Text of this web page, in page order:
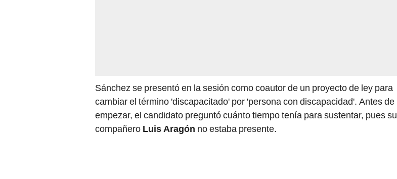
Sánchez se presentó en la sesión como coautor de un proyecto de ley para
cambiar el término 'discapacitado' por 'persona con discapacidad'. Antes de
empezar, el candidato preguntó cuánto tiempo tenía para sustentar, pues su
compañero Luis Aragón no estaba presente.